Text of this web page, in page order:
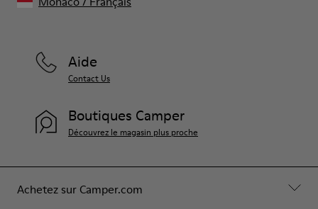
Achetez sur Camper.com
Aide
Contact Us
Boutiques Camper
Découvrez le magasin plus proche